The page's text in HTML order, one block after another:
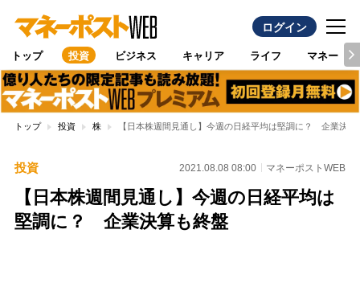
ログイン
トップ 投資 ビジネス キャリア ライフ マネー
トップ 投資 株 【日本株週間見通し】今週の日経平均は堅調に？ 企業決算
投資 2021.08.08 08:00 マネーポストWEB
【日本株週間見通し】今週の日経平均は
堅調に？ 企業決算も終盤